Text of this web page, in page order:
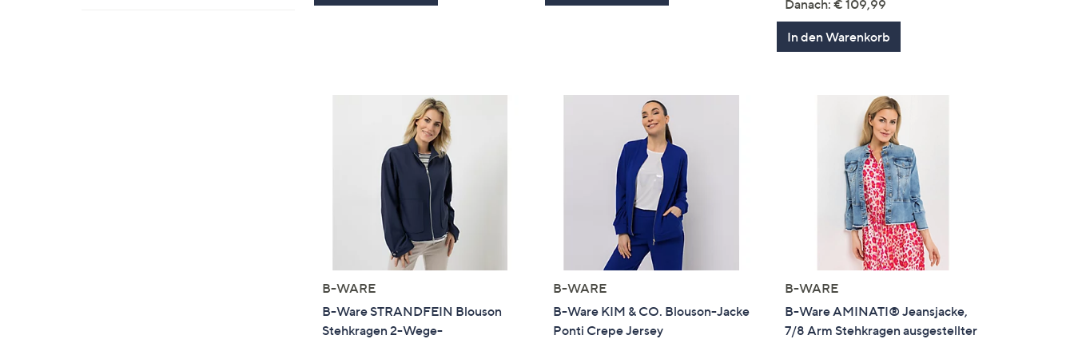
Danach: € 109,99
In den Warenkorb
B-WARE
B-Ware STRANDFEIN Blouson
Stehkragen 2-Wege-
B-WARE
B-Ware KIM & CO. Blouson-Jacke
Ponti Crepe Jersey
B-WARE
B-Ware AMINATI® Jeansjacke,
7/8 Arm Stehkragen ausgestellter